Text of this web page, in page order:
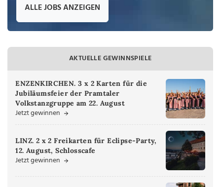
ALLE JOBS ANZEIGEN
AKTUELLE GEWINNSPIELE
ENZENKIRCHEN. 3 x 2 Karten für die
Jubiläumsfeier der Pramtaler
Volkstanzgruppe am 22. August
Jetzt gewinnen
LINZ. 2 x 2 Freikarten für Eclipse-Party,
12. August, Schlosscafe
Jetzt gewinnen